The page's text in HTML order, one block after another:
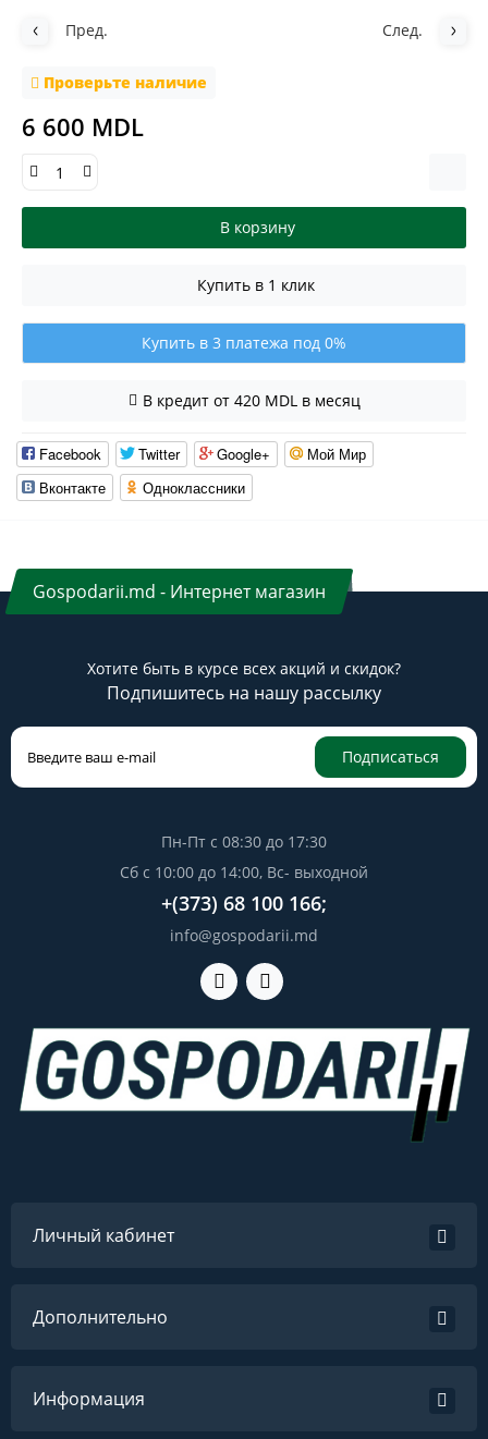
Пред. След.
Проверьте наличие
6 600 MDL
В корзину
Купить в 1 клик
Купить в 3 платежа под 0%
В кредит от 420 MDL в месяц
Facebook Twitter Google+
Мой Мир
Вконтакте
Одноклассники
Gospodarii.md - Интернет магазин
Хотите быть в курсе всех акций и скидок?
Подпишитесь на нашу рассылку
Подписаться
Пн-Пт с 08:30 до 17:30
Сб с 10:00 до 14:00, Вс- выходной
+(373) 68 100 166;
info@gospodarii.md
Личный кабинет
Дополнительно
Информация